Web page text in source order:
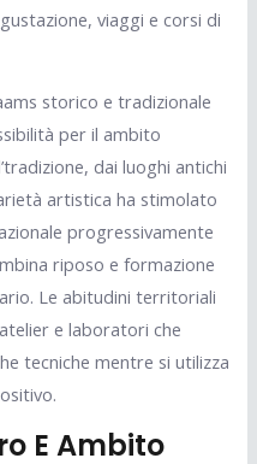
viaggi e corsi di
storico e tradizionale
per il ambito
dai luoghi antichi
artistica ha stimolato
progressivamente
riposo e formazione
Le abitudini territoriali
e laboratori che
tecniche mentre si utilizza
E Ambito